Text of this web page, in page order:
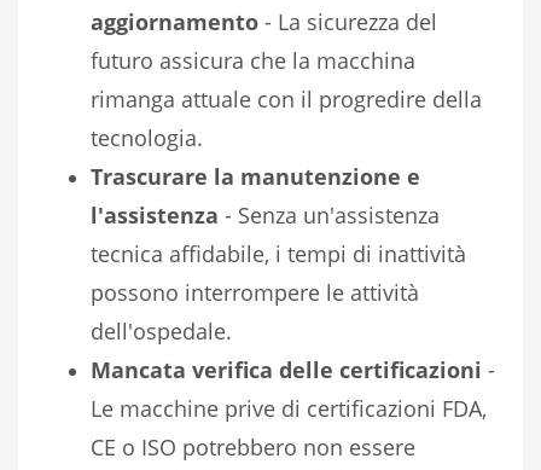
aggiornamento - La sicurezza del
futuro assicura che la macchina
rimanga attuale con il progredire della
tecnologia.
Trascurare la manutenzione e
l'assistenza - Senza un'assistenza
tecnica affidabile, i tempi di inattività
possono interrompere le attività
dell'ospedale.
Mancata verifica delle certificazioni -
Le macchine prive di certificazioni FDA,
CE o ISO potrebbero non essere